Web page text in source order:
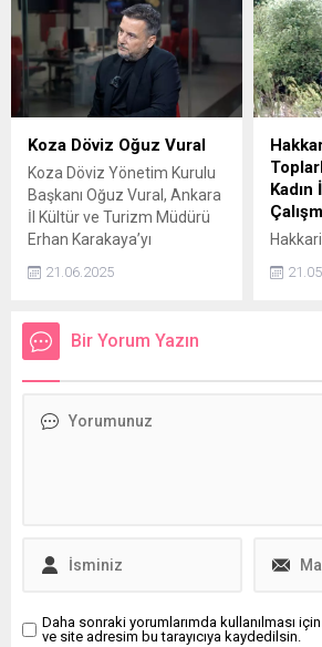
sevgi, saygı ve başarı
mesajlarıyla dolu bir
atmosferde gerçekleşti.
de
fayda
Koza Döviz Oğuz Vural
Koza Döviz Yönetim Kurulu
Başkanı Oğuz Vural, Ankara
İl Kültür ve Turizm Müdürü
Erhan Karakaya’yı
kültür-sanat projeleri ve
üzerine istişarelerde
bulundu.
21.06.2025
Bir Yorum Yazın
Daha sonraki yorumlarımda kullanılması
ve site adresim bu tarayıcıya kaydedilsin.